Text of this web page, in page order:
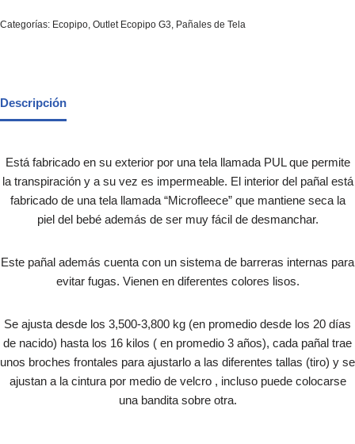
Categorías: Ecopipo Outlet Ecopipo G3 Pañales de Tela
Descripción
Está fabricado en su exterior por una tela llamada PUL que permite
la transpiración y a su vez es impermeable. El interior del pañal está
fabricado de una tela llamada “Microfleece” que mantiene seca la
piel del bebé además de ser muy fácil de desmanchar.
Este pañal además cuenta con un sistema de barreras internas para
evitar fugas. Vienen en diferentes colores lisos.
Se ajusta desde los 3,500-3,800 kg (en promedio desde los 20 días
de nacido) hasta los 16 kilos ( en promedio 3 años), cada pañal trae
unos broches frontales para ajustarlo a las diferentes tallas (tiro) y se
ajustan a la cintura por medio de velcro , incluso puede colocarse
una bandita sobre otra.